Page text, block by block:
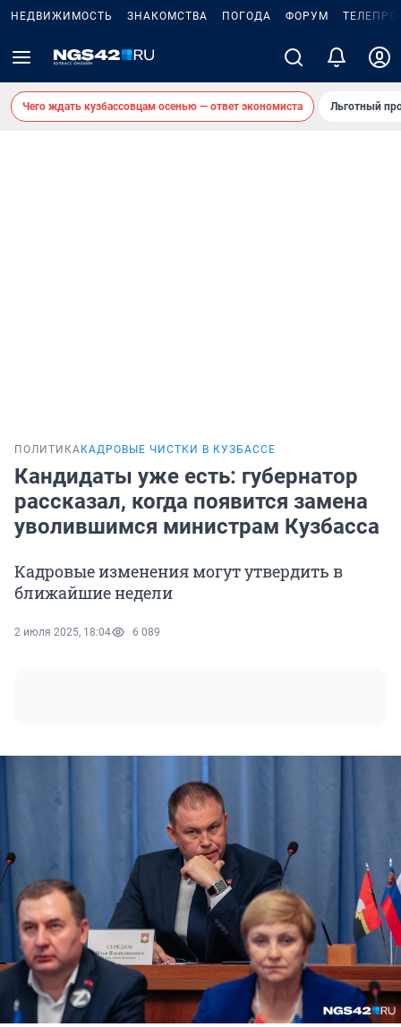
НЕДВИЖИМОСТЬ ЗНАКОМСТВА ПОГОДА ФОРУМ
Чего ждать кузбассовцам осенью — ответ экономиста Льготный
ПОЛИТИКА КАДРОВЫЕ ЧИСТКИ В КУЗБАССЕ
Кандидаты уже есть: губернатор
рассказал, когда появится замена
уволившимся министрам Кузбасса
Кадровые изменения могут утвердить в
ближайшие недели
2 июля 2025, 18:04 6 089